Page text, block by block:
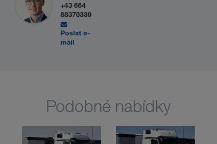
+43 664
88370339
Poslat e-
mail
Podobné nabídky